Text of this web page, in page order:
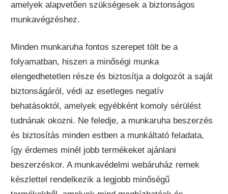
amelyek alapvetően szükségesek a biztonságos
munkavégzéshez.
Minden munkaruha fontos szerepet tölt be a
folyamatban, hiszen a minőségi munka
elengedhetetlen része és biztosítja a dolgozót a saját
biztonságáról, védi az esetleges negatív
behatásoktól, amelyek egyébként komoly sérülést
tudnának okozni. Ne feledje, a munkaruha beszerzés
és biztosítás minden estben a munkáltató feladata,
így érdemes minél jobb termékeket ajánlani
beszerzéskor. A munkavédelmi webáruház remek
készlettel rendelkezik a legjobb minőségű